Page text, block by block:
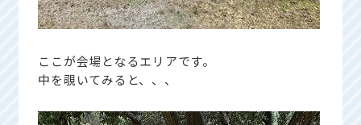
ここが会場となるエリアです。
中を覗いてみると、、、